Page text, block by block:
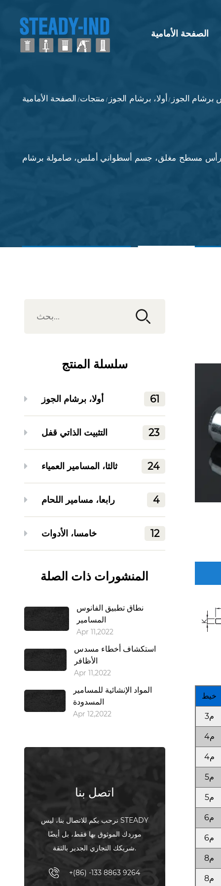
الصفحة الأمامية
الصفحة الأمامية / منتجات / أولا، برشام الجوز / الجوز
رأس مسطح مغلق، جسم أسطواني أملس، صامولة برشام
سلسلة المنتج
أولا، برشام الجوز 61
التثبيت الذاتي قفل 23
ثالثا، المسامير العمياء 24
رابعا، مسامير اللحام 4
خامسا، الأدوات 12
المنشورات ذات الصلة
نطاق تطبيق الفانوس
المسامير
Apr 11,2022
استكشاف أخطاء مسدس
الأظافر
Apr 11,2022
المواد الإنشائية للمسامير
المسدودة
Apr 12,2022
اتصل بنا
نرحب بكم للاتصال بنا، ليس STEADY
موردك الموثوق بها فقط، بل أيضًا
شريكك التجاري الجدير بالثقة.
+(86) -133 8863 9264
خيط
م3
م4
م4
م5
م5
م6
م6
م8
م8